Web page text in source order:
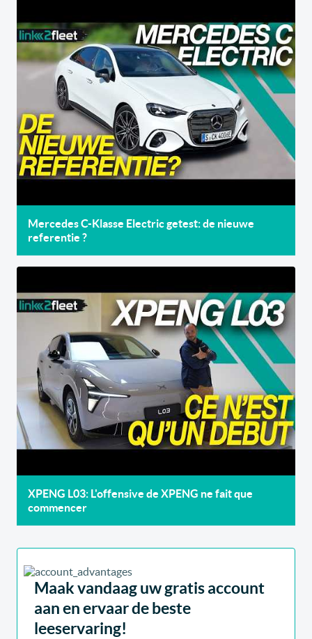
Mercedes C-Klasse Electric getest: de nieuwe
referentie ?
XPENG L03: L'offensive de XPENG ne fait que
commencer
Maak vandaag uw gratis account
aan en ervaar de beste
leeservaring!